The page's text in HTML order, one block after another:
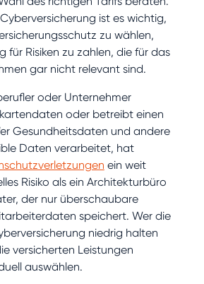
ist es wichtig,
zu wählen,
für Risiken zu zahlen, die für das
gar nicht relevant sind.
oder Unternehmer
oder betreibt einen
Gesundheitsdaten und andere
Daten verarbeitet, hat
ein weit
Risiko als ein Architekturbüro
der nur überschaubare
speichert. Wer die
niedrig halten
versicherten Leistungen
auswählen.